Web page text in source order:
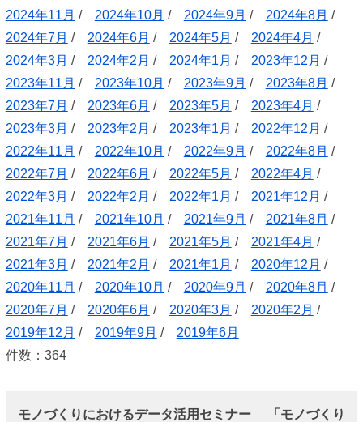
2024年11月 / 2024年10月 / 2024年9月 / 2024年8月 /
2024年7月 / 2024年6月 / 2024年5月 / 2024年4月 /
2024年3月 / 2024年2月 / 2024年1月 / 2023年12月 /
2023年11月 / 2023年10月 / 2023年9月 / 2023年8月 /
2023年7月 / 2023年6月 / 2023年5月 / 2023年4月 /
2023年3月 / 2023年2月 / 2023年1月 / 2022年12月 /
2022年11月 / 2022年10月 / 2022年9月 / 2022年8月 /
2022年7月 / 2022年6月 / 2022年5月 / 2022年4月 /
2022年3月 / 2022年2月 / 2022年1月 / 2021年12月 /
2021年11月 / 2021年10月 / 2021年9月 / 2021年8月 /
2021年7月 / 2021年6月 / 2021年5月 / 2021年4月 /
2021年3月 / 2021年2月 / 2021年1月 / 2020年12月 /
2020年11月 / 2020年10月 / 2020年9月 / 2020年8月 /
2020年7月 / 2020年6月 / 2020年3月 / 2020年2月 /
2019年12月 / 2019年9月 / 2019年6月
件数：364
モノづくりにおけるデータ活用セミナー 「モノづくり